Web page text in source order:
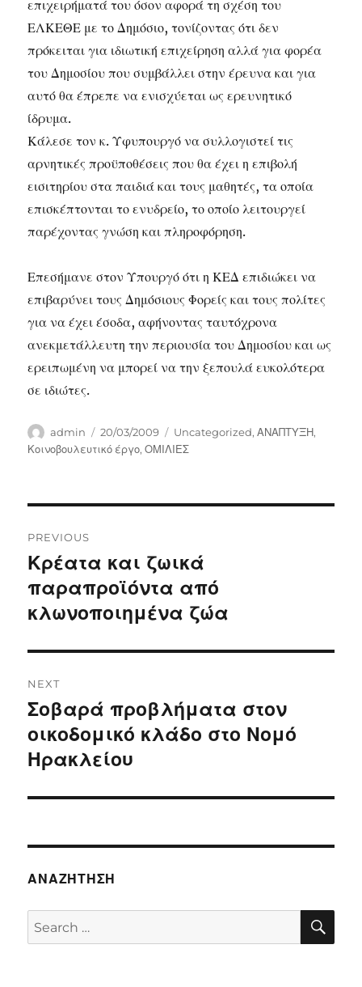
επιχειρήματά του όσον αφορά τη σχέση του
ΕΛΚΕΘΕ με το Δημόσιο, τονίζοντας ότι δεν
πρόκειται για ιδιωτική επιχείρηση αλλά για φορέα
του Δημοσίου που συμβάλλει στην έρευνα και για
αυτό θα έπρεπε να ενισχύεται ως ερευνητικό
ίδρυμα.
Κάλεσε τον κ. Υφυπουργό να συλλογιστεί τις
αρνητικές προϋποθέσεις που θα έχει η επιβολή
εισιτηρίου στα παιδιά και τους μαθητές, τα οποία
επισκέπτονται το ενυδρείο, το οποίο λειτουργεί
παρέχοντας γνώση και πληροφόρηση.
Επεσήμανε στον Υπουργό ότι η ΚΕΔ επιδιώκει να
επιβαρύνει τους Δημόσιους Φορείς και τους πολίτες
για να έχει έσοδα, αφήνοντας ταυτόχρονα
ανεκμετάλλευτη την περιουσία του Δημοσίου και ως
ερειπωμένη να μπορεί να την ξεπουλά ευκολότερα
σε ιδιώτες.
Author
admin
Posted
on
20/03/2009 Categories
Uncategorized,ΑΝΑΠΤΥΞΗ,
Κοινοβουλευτικό έργο,ΟΜΙΛΙΕΣ
navigation
PREVIOUS
Previous
post:
Κρέατα και ζωικά
παραπροϊόντα από
κλωνοποιημένα ζώα
NEXT
Next
post:
Σοβαρά προβλήματα στον
οικοδομικό κλάδο στο Νομό
Ηρακλείου
ΑΝΑΖΉΤΗΣΗ
Search
for: